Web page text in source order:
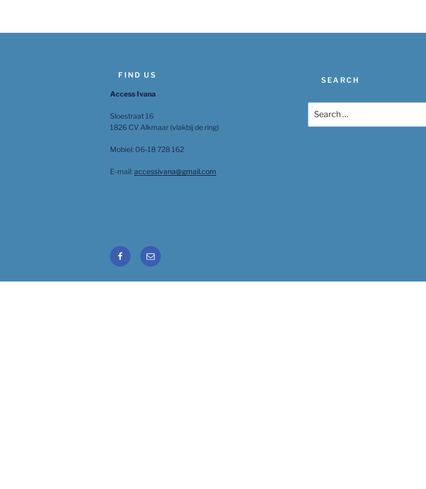
FIND US
Access Ivana
Sloestraat 16
1826 CV Alkmaar (vlakbij de ring)
Mobiel: 06-18 728 162
E-mail: accessivana@gmail.com
SEARCH
for:
FacebookEmail
Ivana